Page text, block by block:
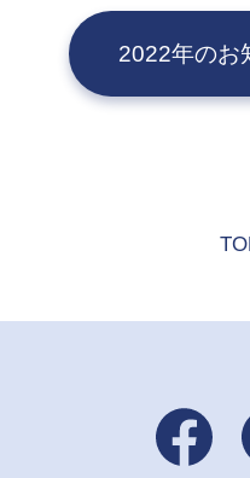
2022年のお